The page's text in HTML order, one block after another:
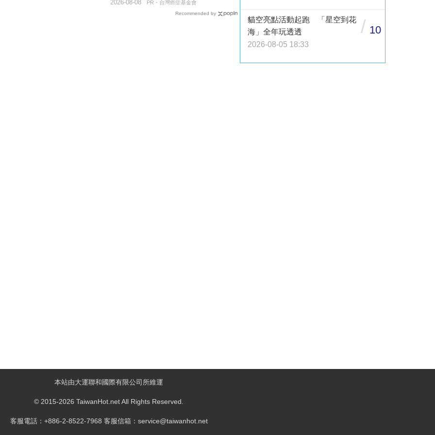
PR・台灣癌症基金會
2026-08-08
Recommended by
貓空亮點活動起跑 「星空到花
海」全年玩透透
2026-08-05 18:33
/ 10
本站由大運聯和國際有限公司所維運
© 2015-2026 TaiwanHot.net All Rights Reserved.
客服電話：+886-2-8522-7968 客服信箱：service@taiwanhot.net